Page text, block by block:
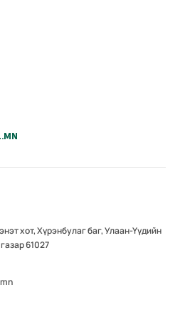
хот, Хүрэнбулаг баг, Улаан-Үүдийн
61027